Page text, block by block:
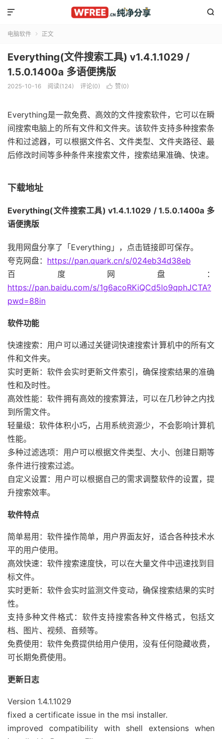


电脑软件  正文
Everything(文件搜索工具) v1.4.1.1029 /
1.5.0.1400a 多语便携版
2025-10-16 阅读(124) 评论(0)  赞(0)
Everything是一款免费、高效的文件搜索软件，它可以在瞬
间搜索电脑上的所有文件和文件夹。该软件支持多种搜索条
件和过滤器，可以根据文件名、文件类型、文件夹路径、最
后修改时间等多种条件来搜索文件，搜索结果准确、快速。
下载地址
Everything(文件搜索工具) v1.4.1.1029 / 1.5.0.1400a 多
语便携版
我用网盘分享了「Everything」，点击链接即可保存。
夸克网盘： https://pan.quark.cn/s/024eb34d38eb
百度网盘：
https://pan.baidu.com/s/1g6acoRKiQCd5lo9qphJCTA?
pwd=88in
软件功能
快速搜索：用户可以通过关键词快速搜索计算机中的所有文
件和文件夹。
实时更新：软件会实时更新文件索引，确保搜索结果的准确
性和及时性。
高效性能：软件拥有高效的搜索算法，可以在几秒钟之内找
到所需文件。
轻量级：软件体积小巧，占用系统资源少，不会影响计算机
性能。
多种过滤选项：用户可以根据文件类型、大小、创建日期等
条件进行搜索过滤。
自定义设置：用户可以根据自己的需求调整软件的设置，提
升搜索效率。
软件特点
简单易用：软件操作简单，用户界面友好，适合各种技术水
平的用户使用。
高效快速：软件搜索速度快，可以在大量文件中迅速找到目
标文件。
实时更新：软件会实时监测文件变动，确保搜索结果的实时
性。
支持多种文件格式：软件支持搜索各种文件格式，包括文
档、图片、视频、音频等。
免费使用：软件免费提供给用户使用，没有任何隐藏收费，
可长期免费使用。
更新日志
Version 1.4.1.1029
fixed a certificate issue in the msi installer.
improved compatibility with shell extensions when